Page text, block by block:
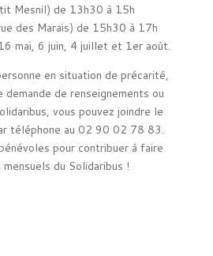
Mesnil) de 13h30 à 15h
des Marais) de 15h30 à 17h
mai, 6 juin, 4 juillet et 1er août.
en situation de précarité,
de renseignements ou
vous pouvez joindre le
téléphone au 02 90 02 78 83.
pour contribuer à faire
du Solidaribus !